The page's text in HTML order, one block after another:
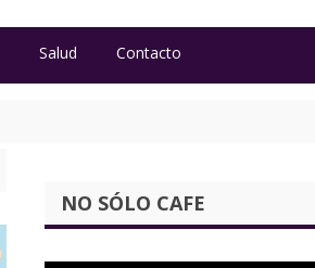
Salud Contacto
NO SÓLO CAFE